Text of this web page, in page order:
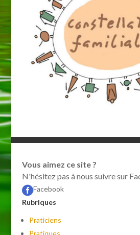
Vous aimez ce site ?
N'hésitez pas à nous suivre sur
Facebook
Rubriques
Praticiens